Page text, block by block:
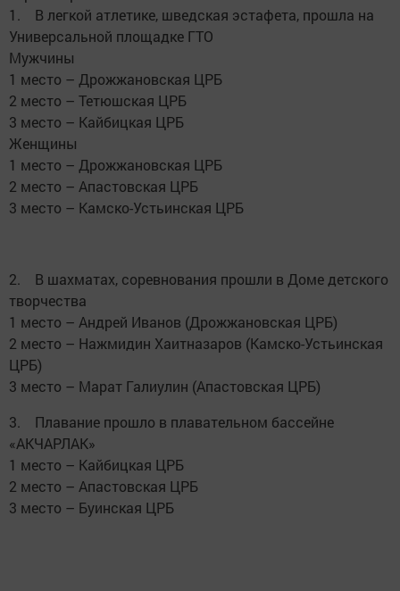
1. В легкой атлетике, шведская эстафета, прошла на
Универсальной площадке ГТО
Мужчины
1 место – Дрожжановская ЦРБ
2 место – Тетюшская ЦРБ
3 место – Кайбицкая ЦРБ
Женщины
1 место – Дрожжановская ЦРБ
2 место – Апастовская ЦРБ
3 место – Камско-Устьинская ЦРБ
2. В шахматах, соревнования прошли в Доме детского
творчества
1 место – Андрей Иванов (Дрожжановская ЦРБ)
2 место – Нажмидин Хаитназаров (Камско-Устьинская
ЦРБ)
3 место – Марат Галиулин (Апастовская ЦРБ)
3. Плавание прошло в плавательном бассейне
«АКЧАРЛАК»
1 место – Кайбицкая ЦРБ
2 место – Апастовская ЦРБ
3 место – Буинская ЦРБ